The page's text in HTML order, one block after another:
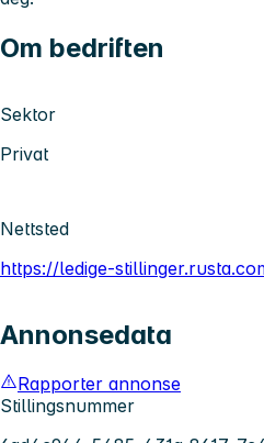
Om bedriften
Sektor
Privat
Nettsted
https://ledige-
Annonsedata
Rapporter annonse
Stillingsnummer